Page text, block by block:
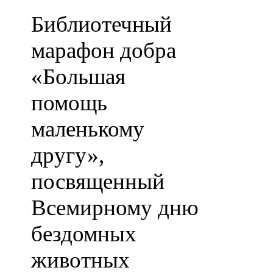
Библиотечный
марафон добра
«Большая
помощь
маленькому
другу»,
посвященный
Всемирному дню
бездомных
животных